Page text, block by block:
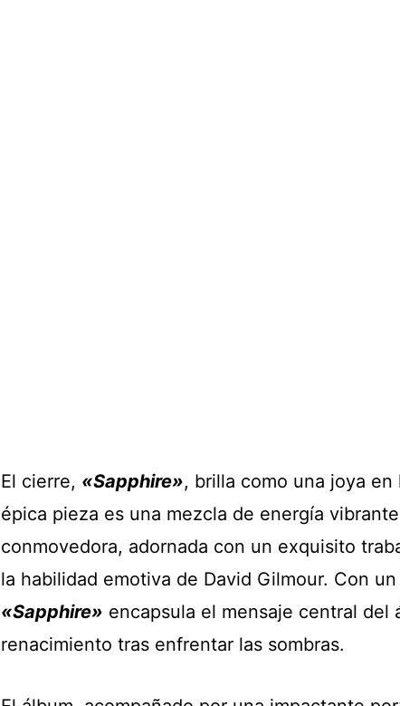
El cierre, «Sapphire», brilla como una joya
épica pieza es una mezcla de energía
conmovedora, adornada con un exquisito
la habilidad emotiva de David Gilmour. Con
«Sapphire» encapsula el mensaje central del
renacimiento tras enfrentar las sombras.